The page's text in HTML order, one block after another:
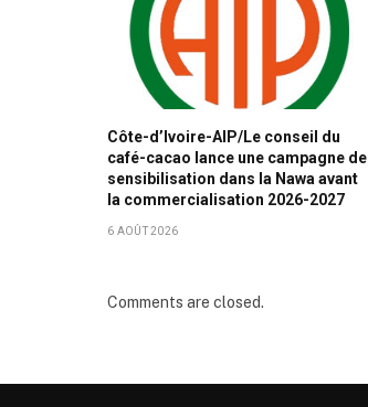
Côte-d’Ivoire-AIP/Le conseil du
café-cacao lance une campagne de
sensibilisation dans la Nawa avant
la commercialisation 2026-2027
6 AOÛT 2026
Comments are closed.